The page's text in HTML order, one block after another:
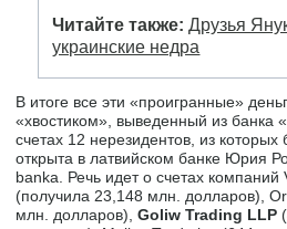
Читайте также: Друзья
украинские недра
В итоге все эти «проигранные»
«хвостиком», выведенный из банка
счетах 12 нерезидентов, из
открыта в латвийском банке Юрия
banka. Речь идет о счетах компаний
(получила 23,148 млн. долларов),
млн. долларов),Goliw Trading LLP